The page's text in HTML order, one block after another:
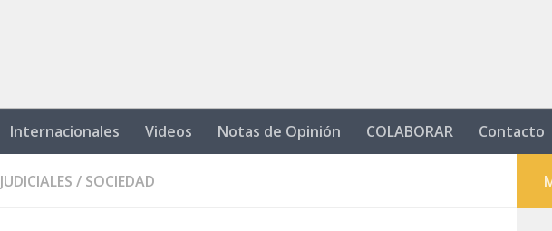
Internacionales Videos Notas de Opinión COLABORAR Contacto
JUDICIALES / SOCIEDAD